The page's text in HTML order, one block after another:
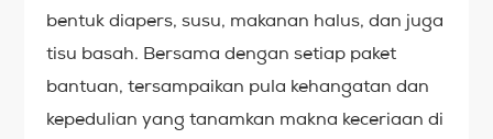
bentuk diapers, susu, makanan halus, dan juga
tisu basah. Bersama dengan setiap paket
bantuan, tersampaikan pula kehangatan dan
kepedulian yang tanamkan makna keceriaan di